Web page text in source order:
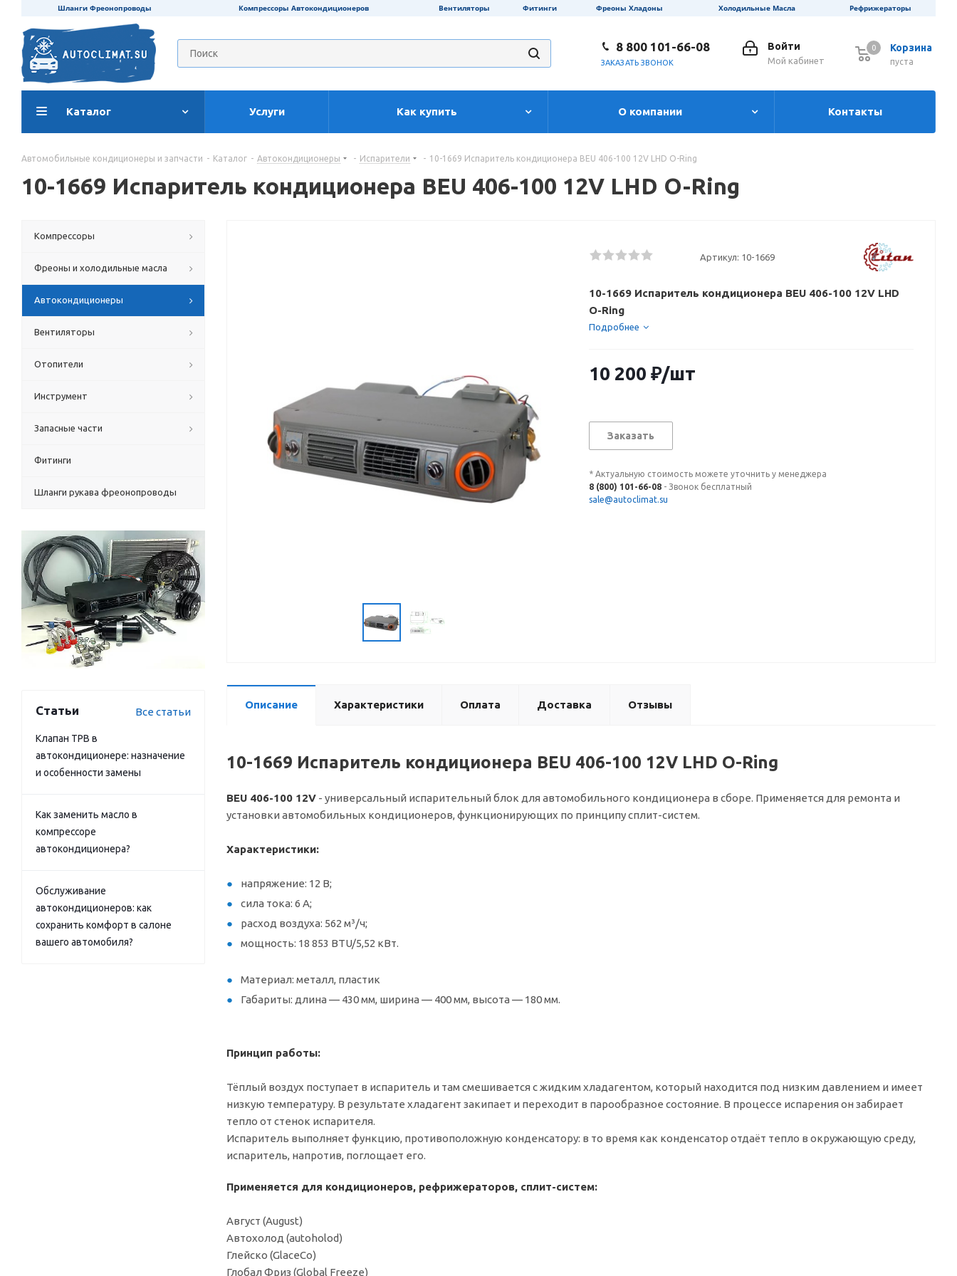
Шланги Фреонопроводы Компрессоры Автокондиционеров Вентиляторы Фитинги Фреоны Хладоны Холодильные Масла Рефрижераторы
Корзина
0
пуста
0
Войти
Мой кабинет
8 800 101-66-08
ЗАКАЗАТЬ ЗВОНОК
Каталог Услуги Как купить О компании Контакты
Автомобильные кондиционеры и запчасти - Каталог - Автокондиционеры - Испарители - 10-1669 Испаритель кондиционера BEU 406-100 12V LHD O-Ring
10-1669 Испаритель кондиционера BEU 406-100 12V LHD O-Ring
Артикул: 10-1669
10-1669 Испаритель кондиционера BEU 406-100 12V LHD
O-Ring
Подробнее
10 200 ₽/шт
Заказать
* Актуальную стоимость можете уточнить у менеджера
8 (800) 101-66-08 - Звонок бесплатный
sale@autoclimat.su
Описание Характеристики Оплата Доставка Отзывы
10-1669 Испаритель кондиционера BEU 406-100 12V LHD O-Ring
BEU 406-100 12V - универсальный испарительный блок для автомобильного кондиционера в сборе. Применяется для ремонта и
установки автомобильных кондиционеров, функционирующих по принципу сплит-систем.
Характеристики:
напряжение: 12 В;
сила тока: 6 А;
расход воздуха: 562 м³/ч;
мощность: 18 853 BTU/5,52 кВт.
Материал: металл, пластик
Габариты: длина — 430 мм, ширина — 400 мм, высота — 180 мм.
Принцип работы:
Тёплый воздух поступает в испаритель и там смешивается с жидким хладагентом, который находится под низким давлением и имеет
низкую температуру. В результате хладагент закипает и переходит в парообразное состояние. В процессе испарения он забирает
тепло от стенок испарителя.
Испаритель выполняет функцию, противоположную конденсатору: в то время как конденсатор отдаёт тепло в окружающую среду,
испаритель, напротив, поглощает его.
Применяется для кондиционеров, рефрижераторов, сплит-систем:
Август (August)
Автохолод (autoholod)
Глейско (GlaceCo)
Глобал Фриз (Global Freeze)
Компрессоры
Фреоны и холодильные масла
Автокондиционеры
Вентиляторы
Отопители
Инструмент
Запасные части
Фитинги
Шланги рукава фреонопроводы
Статьи Все статьи
Клапан ТРВ в
автокондиционере: назначение
и особенности замены
Как заменить масло в
компрессоре
автокондиционера?
Обслуживание
автокондиционеров: как
сохранить комфорт в салоне
вашего автомобиля?